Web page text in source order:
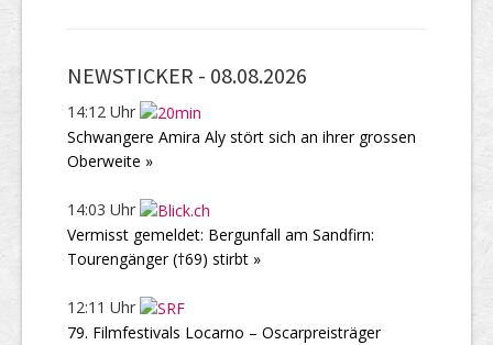
NEWSTICKER - 08.08.2026
14:12 Uhr
Schwangere Amira Aly stört sich an ihrer grossen
Oberweite »
14:03 Uhr
Vermisst gemeldet: Bergunfall am Sandfirn:
Tourengänger (†69) stirbt »
12:11 Uhr
79. Filmfestivals Locarno – Oscarpreisträger